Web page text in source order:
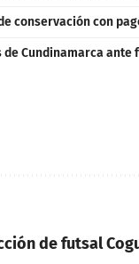
conservación con
Cundinamarca ante
de futsal